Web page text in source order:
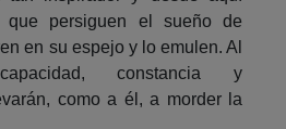
persiguen el sueño de
en su espejo y lo emulen. Al
constancia y
como a él, a morder la